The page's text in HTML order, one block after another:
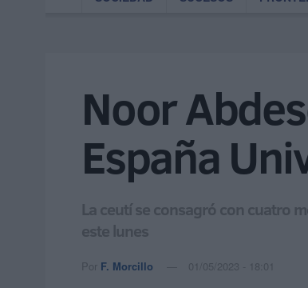
Noor
España
La ceutí se consagró con cuatro
este lunes
Por F. Morcillo 01/05/2023 - 18:01